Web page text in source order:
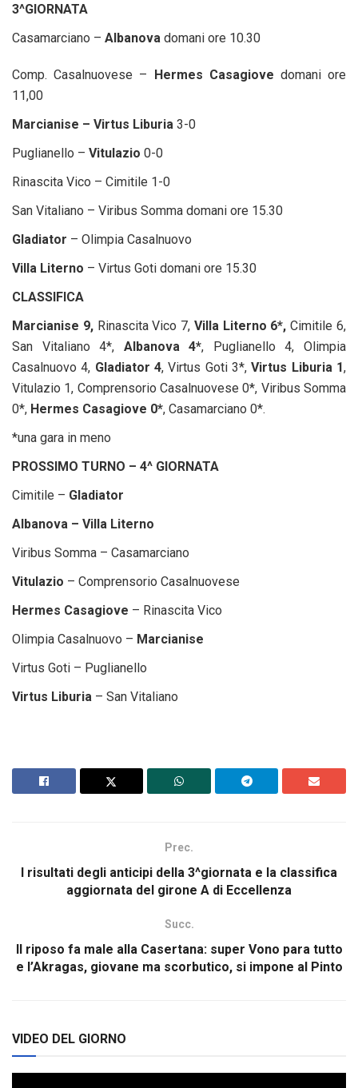
3^GIORNATA
Casamarciano – Albanova domani ore 10.30
Comp. Casalnuovese – Hermes Casagiove domani ore
11,00
Marcianise – Virtus Liburia 3-0
Puglianello – Vitulazio 0-0
Rinascita Vico – Cimitile 1-0
San Vitaliano – Viribus Somma domani ore 15.30
Gladiator – Olimpia Casalnuovo
Villa Literno – Virtus Goti domani ore 15.30
CLASSIFICA
Marcianise 9, Rinascita Vico 7, Villa Literno 6*,Cimitile 6,
San Vitaliano 4*, Albanova 4*, Puglianello 4, Olimpia
Casalnuovo 4, Gladiator 4, Virtus Goti 3*,Virtus Liburia 1,
Vitulazio 1, Comprensorio Casalnuovese 0*, Viribus Somma
0*, Hermes Casagiove 0*, Casamarciano 0*.
*una gara in meno
PROSSIMO TURNO – 4^ GIORNATA
Cimitile – Gladiator
Albanova – Villa Literno
Viribus Somma – Casamarciano
Vitulazio – Comprensorio Casalnuovese
Hermes Casagiove – Rinascita Vico
Olimpia Casalnuovo – Marcianise
Virtus Goti – Puglianello
Virtus Liburia – San Vitaliano
Prec.
I risultati degli anticipi della 3^giornata e la classifica
aggiornata del girone A di Eccellenza
Succ.
Il riposo fa male alla Casertana: super Vono para tutto
e l’Akragas, giovane ma scorbutico, si impone al Pinto
VIDEO DEL GIORNO